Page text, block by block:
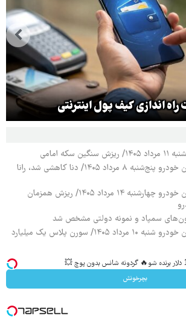
راه اندازی کیف پول اینترنتی
امامی
قیمت محصولات ایران خودرو پنج‌شنبه ۸ مرداد ۱۴۰۵/ دنا کاهشی شد، رانا
قیمت محصولات ایران خودرو چهارشنبه ۱۴ مرداد ۱۴۰۵/ ریزش همزمان
سمپاد و نمونه دولتی مشخص شد
قیمت محصولات ایران خودرو شنبه ۱۰ مرداد ۱۴۰۵/ سورن پلاس یک میلیارد
بچرخونش